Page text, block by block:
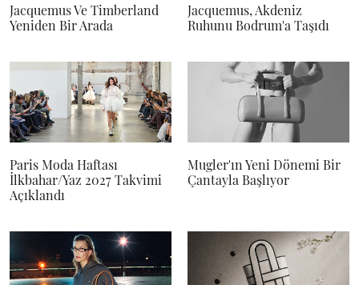
Jacquemus Ve Timberland
Yeniden Bir Arada
Jacquemus, Akdeniz
Ruhunu Bodrum'a Taşıdı
Paris Moda Haftası
İlkbahar/Yaz 2027 Takvimi
Açıklandı
Mugler'ın Yeni Dönemi Bir
Çantayla Başlıyor